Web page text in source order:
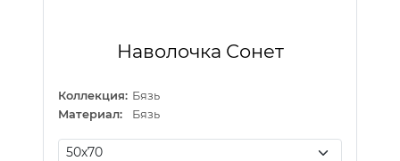
Наволочка Сонет
Коллекция: Бязь
Материал:
Бязь